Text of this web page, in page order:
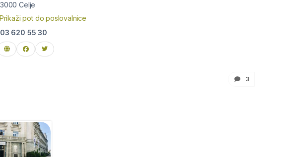
3000 Celje
Prikaži pot do poslovalnice
03 620 55 30
3